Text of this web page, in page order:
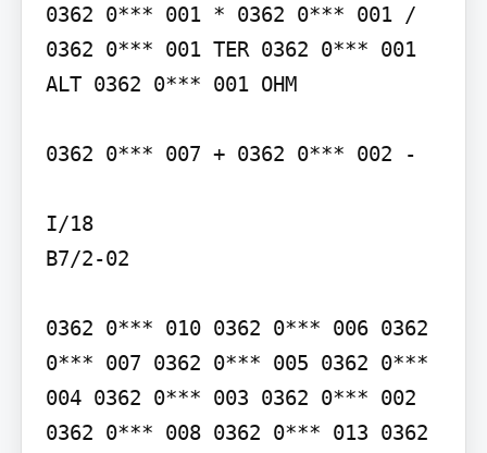
0362 0*** 001 * 0362 0*** 001 /
0362 0*** 001 TER 0362 0*** 001
ALT 0362 0*** 001 OHM
0362 0*** 007 + 0362 0*** 002 -
I/18
B7/2-02
0362 0*** 010 0362 0*** 006 0362
0*** 007 0362 0*** 005 0362 0***
004 0362 0*** 003 0362 0*** 002
0362 0*** 008 0362 0*** 013 0362